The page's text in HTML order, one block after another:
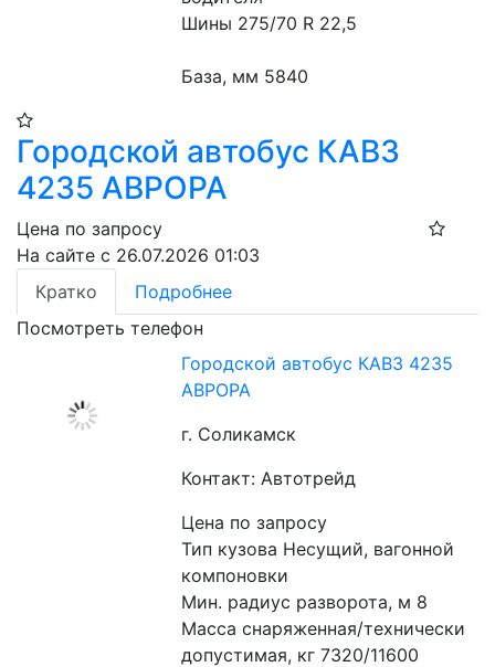
Шины 275/70 R 22,5
База, мм 5840
Городской автобус КАВЗ
4235 АВРОРА
Цена по запросу
На сайте с 26.07.2026 01:03
Кратко
Подробнее
Посмотреть телефон
Городской автобус КАВЗ 4235
АВРОРА
г. Соликамск
Контакт: Автотрейд
Цена по запросу
Тип кузова Несущий, вагонной
компоновки
Мин. радиус разворота, м 8
Масса снаряженная/технически
допустимая, кг 7320/11600